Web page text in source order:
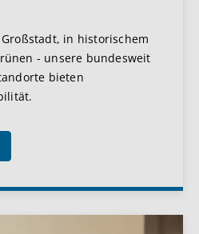
in historischem
- unsere bundesweit
bieten